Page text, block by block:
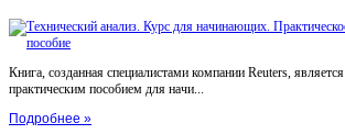
Книга, созданная специалистами компании Reuters, является
практическим пособием для начи...
Подробнее »